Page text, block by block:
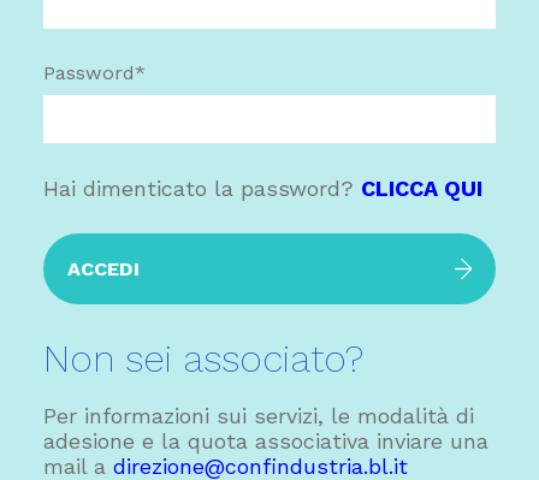
Password*
Hai dimenticato la password? CLICCA QUI
ACCEDI
Non sei associato?
Per informazioni sui servizi, le modalità di
adesione e la quota associativa inviare una
mail a direzione@confindustria.bl.it